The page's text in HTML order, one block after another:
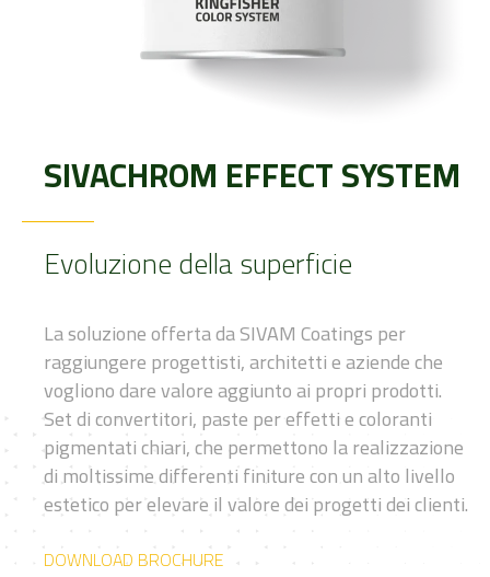
SIVACHROM EFFECT SYSTEM
Evoluzione della superficie
La soluzione offerta da SIVAM Coatings per
raggiungere progettisti,architetti e aziende che
vogliono dare valore aggiuntoai propri prodotti.
Set di convertitori, paste per effetti ecoloranti
pigmentati chiari, che permettono la realizzazione
di moltissime differenti finiture con un alto livello
esteticoper elevare il valore dei progetti dei clienti.
DOWNLOAD BROCHURE